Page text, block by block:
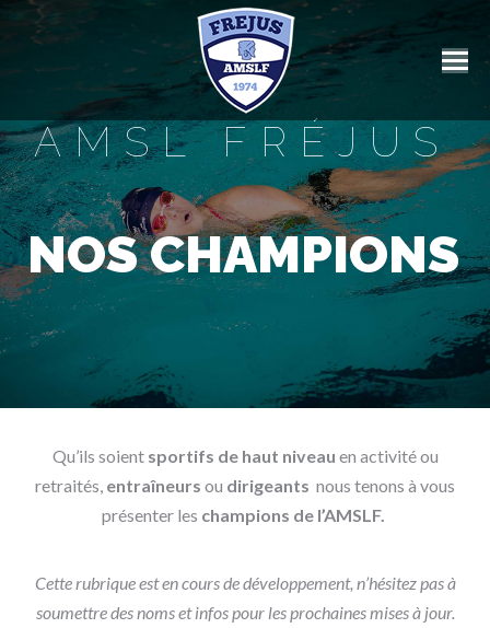
AMSL FRÉJUS
NOS CHAMPIONS
Qu’ils soientsportifs de haut niveau en activité ou
retraités, entraîneurs ou dirigeants nous tenons à vous
présenter les champions de l’AMSLF.
Cette rubrique est en cours de développement, n’hésitez pas à
soumettre des noms et infos pour les prochaines mises à jour.